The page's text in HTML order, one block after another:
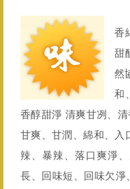
香
甜
然
和
香醇甜淨 清爽甘冽、清
甘爽、甘潤、綿和、入
辣、暴辣、落口爽淨
長、回味短、回味欠